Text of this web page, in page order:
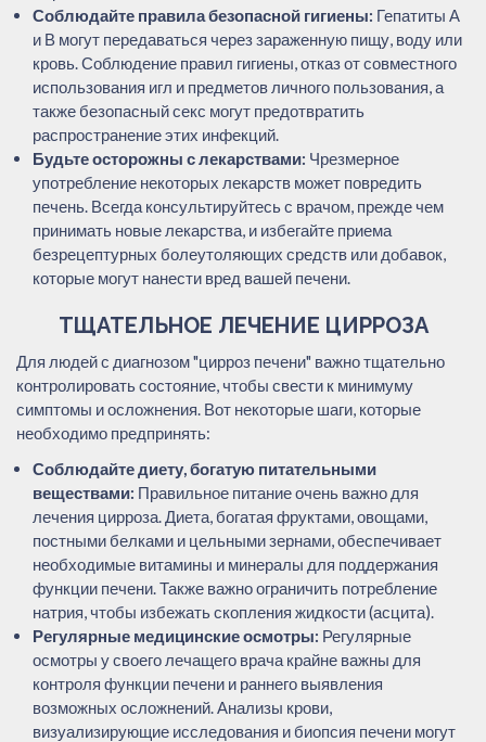
Соблюдайте правила безопасной гигиены: Гепатиты А
и В могут передаваться через зараженную пищу, воду или
кровь. Соблюдение правил гигиены, отказ от совместного
использования игл и предметов личного пользования, а
также безопасный секс могут предотвратить
распространение этих инфекций.
Будьте осторожны с лекарствами: Чрезмерное
употребление некоторых лекарств может повредить
печень. Всегда консультируйтесь с врачом, прежде чем
принимать новые лекарства, и избегайте приема
безрецептурных болеутоляющих средств или добавок,
которые могут нанести вред вашей печени.
ТЩАТЕЛЬНОЕ ЛЕЧЕНИЕ ЦИРРОЗА
Для людей с диагнозом "цирроз печени" важно тщательно
контролировать состояние, чтобы свести к минимуму
симптомы и осложнения. Вот некоторые шаги, которые
необходимо предпринять:
Соблюдайте диету, богатую питательными
веществами: Правильное питание очень важно для
лечения цирроза. Диета, богатая фруктами, овощами,
постными белками и цельными зернами, обеспечивает
необходимые витамины и минералы для поддержания
функции печени. Также важно ограничить потребление
натрия, чтобы избежать скопления жидкости (асцита).
Регулярные медицинские осмотры: Регулярные
осмотры у своего лечащего врача крайне важны для
контроля функции печени и раннего выявления
возможных осложнений. Анализы крови,
визуализирующие исследования и биопсия печени могут